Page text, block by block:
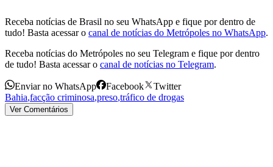
Receba notícias de Brasil no seu WhatsApp e fique por dentro de
tudo! Basta acessar o canal de notícias do Metrópoles no WhatsApp.
Receba notícias do Metrópoles no seu Telegram e fique por dentro
de tudo! Basta acessar o canal de notícias no Telegram.
Enviar no WhatsApp Facebook
Twitter
Bahia,facção criminosa,preso,tráfico de drogas
Ver Comentários